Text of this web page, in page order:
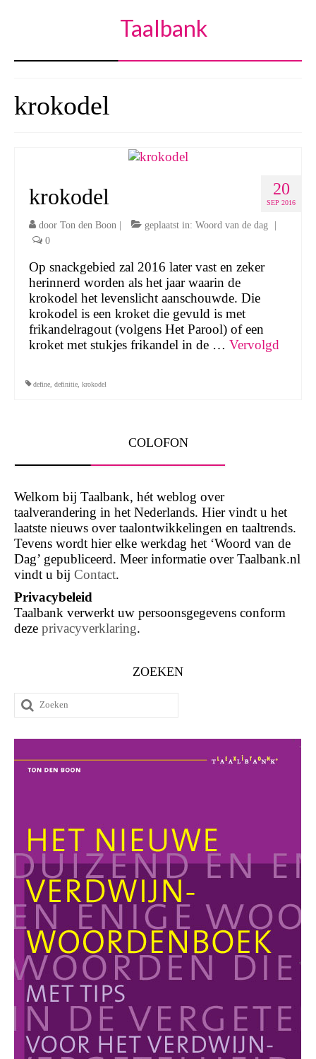
Taalbank
krokodel
20
SEP 2016
krokodel
door Ton den Boon | geplaatst in: Woord van de dag
|
0
Op snackgebied zal 2016 later vast en zeker
herinnerd worden als het jaar waarin de
krokodel het levenslicht aanschouwde. Die
krokodel is een kroket die gevuld is met
frikandelragout (volgens Het Parool) of een
kroket met stukjes frikandel in de … Vervolgd
define definitie krokodel
COLOFON
Welkom bij Taalbank, hét weblog over
taalverandering in het Nederlands. Hier vindt u het
laatste nieuws over taalontwikkelingen en taaltrends.
Tevens wordt hier elke werkdag het ‘Woord van de
Dag’ gepubliceerd. Meer informatie over Taalbank.nl
vindt u bij Contact.
Privacybeleid
Taalbank verwerkt uw persoonsgegevens conform
deze privacyverklaring.
ZOEKEN
Zoeken
naar: